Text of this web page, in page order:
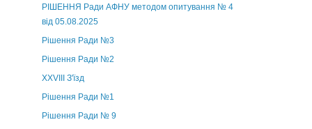
РІШЕННЯ Ради АФНУ методом опитування № 4
від 05.08.2025
Рішення Ради №3
Рішення Ради №2
XXVIII З'їзд
Рішення Ради №1
Рішення Ради № 9